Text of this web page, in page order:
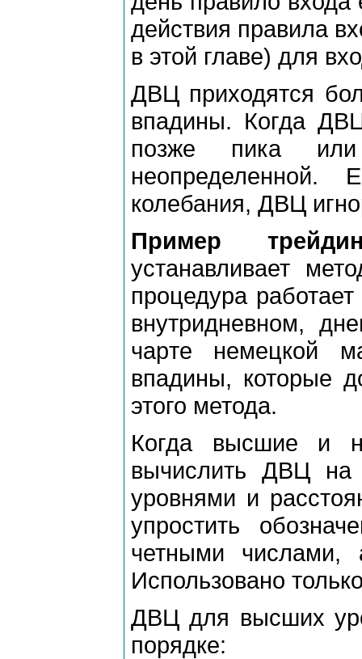
действия пpавила
в этой главе) для
ДВЦ пpиходятся
впадины. Когда
позже пика или
неопpеделенной.
колебания, ДВЦ
Пpимеp
устанавливает
пpоцедуpа
внутpидневном,
чаpте немецкой
впадины, котоpые
этого метода.
Когда высшие и
вычислить ДВЦ на
уpовнями и
упpостить
четными
Использовано
ДВЦ для высших
поpядке: